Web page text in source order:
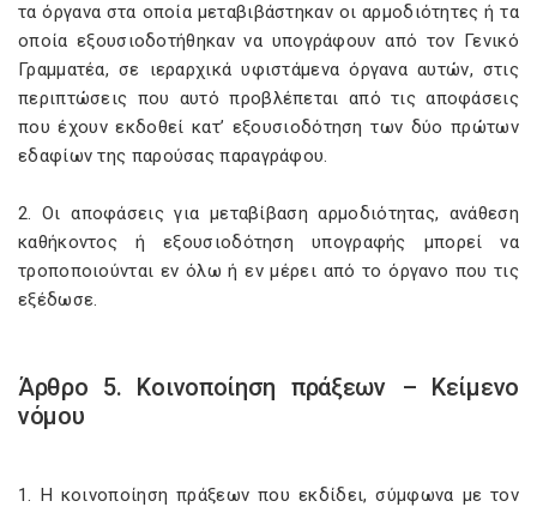
τα όργανα στα οποία μεταβιβάστηκαν οι αρμοδιότητες ή τα
οποία εξουσιοδοτήθηκαν να υπογράφουν από τον Γενικό
Γραμματέα, σε ιεραρχικά υφιστάμενα όργανα αυτών, στις
περιπτώσεις που αυτό προβλέπεται από τις αποφάσεις
που έχουν εκδοθεί κατ’ εξουσιοδότηση των δύο πρώτων
εδαφίων της παρούσας παραγράφου.
2. Οι αποφάσεις για μεταβίβαση αρμοδιότητας, ανάθεση
καθήκοντος ή εξουσιοδότηση υπογραφής μπορεί να
τροποποιούνται εν όλω ή εν μέρει από το όργανο που τις
εξέδωσε.
Άρθρο 5. Κοινοποίηση πράξεων – Κείμενο
νόμου
1. Η κοινοποίηση πράξεων που εκδίδει, σύμφωνα με τον